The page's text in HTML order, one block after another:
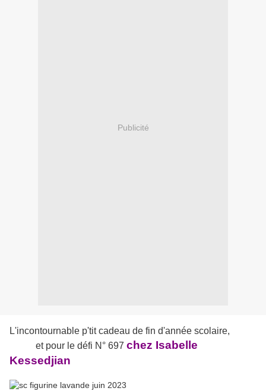
Publicité
L'incontournable p'tit cadeau de fin d'année scolaire,
et pour le défi N° 697 chez Isabelle
Kessedjian